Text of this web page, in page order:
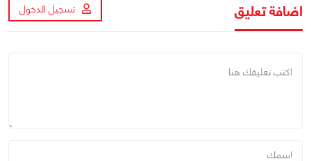
اضافة تعليق تسجيل الدخول